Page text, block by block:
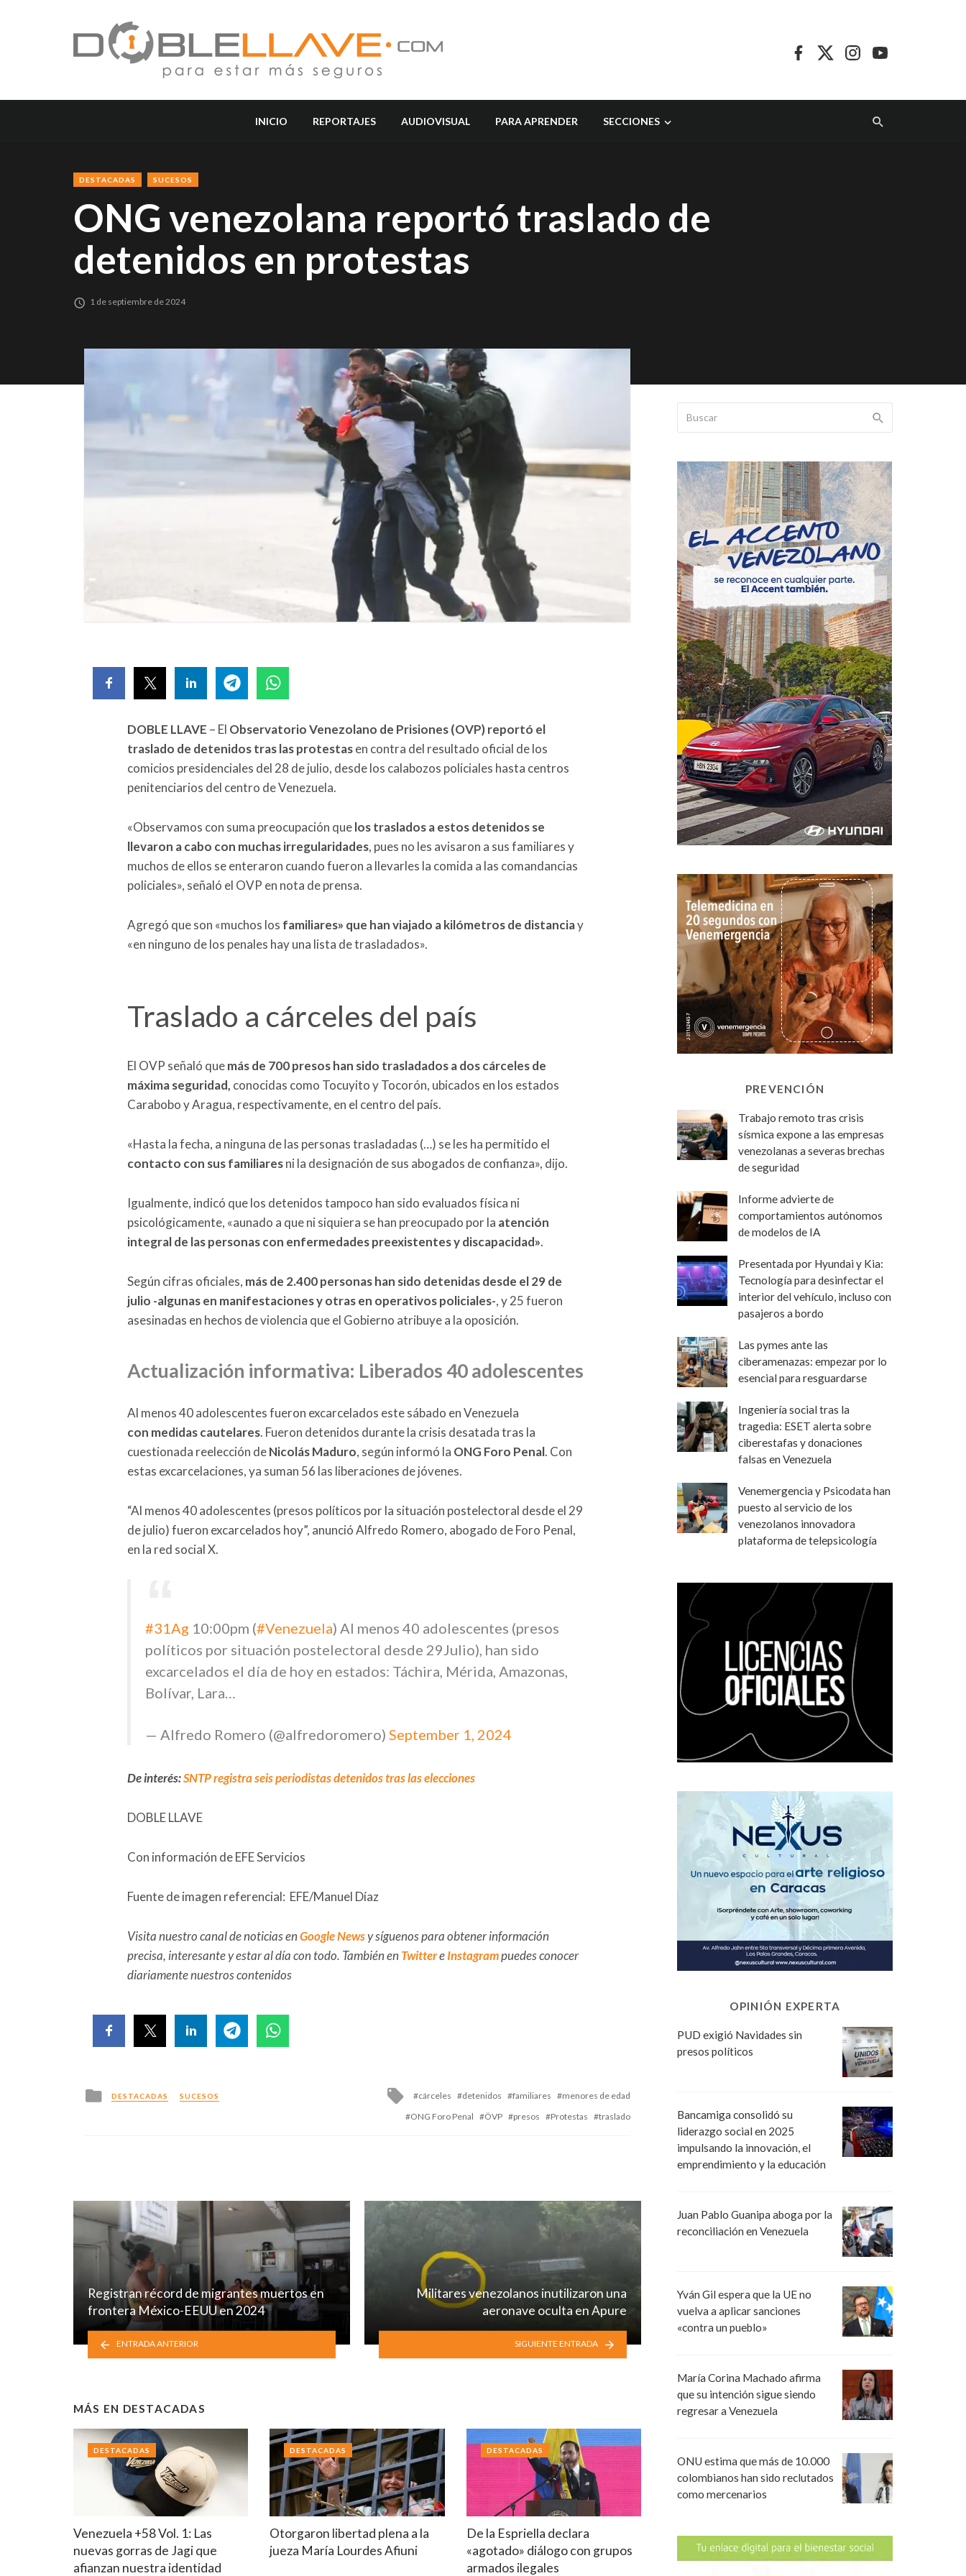
INICIO REPORTAJES AUDIOVISUAL PARA APRENDER SECCIONES
DESTACADAS SUCESOS
ONG venezolana reportó traslado de
detenidos en protestas
1 de septiembre de 2024
DOBLE LLAVE – El Observatorio Venezolano de Prisiones (OVP) reportó el
traslado de detenidos tras las protestasen contra del resultado oficial de los
comicios presidenciales del 28 de julio, desde los calabozos policiales hasta centros
penitenciarios del centro de Venezuela.
«Observamos con suma preocupación quelos traslados a estos detenidos se
llevaron a cabo con muchas irregularidades, pues no les avisaron a sus familiares y
muchos de ellos se enteraron cuando fueron a llevarles la comida a las comandancias
policiales», señaló el OVP en nota de prensa.
Agregó que son «muchos los familiares» que han viajado a kilómetros de distanciay
«en ninguno de los penales hay una lista de trasladados».
Traslado a cárceles del país
El OVP señaló quemás de 700 presos han sido trasladados a dos cárceles de
máxima seguridad, conocidas como Tocuyito y Tocorón, ubicados en los estados
Carabobo y Aragua, respectivamente, en el centro del país.
«Hasta la fecha, a ninguna de las personas trasladadas (…) se les ha permitido el
contacto con sus familiaresni la designación de sus abogados de confianza», dijo.
Igualmente, indicó que los detenidos tampoco han sido evaluados física ni
psicológicamente, «aunado a que ni siquiera se han preocupado por la atención
integral de las personas con enfermedades preexistentes y discapacidad».
Según cifras oficiales, más de 2.400 personas han sido detenidas desde el 29 de
julio -algunas en manifestaciones y otras en operativos policiales-, y 25 fueron
asesinadas en hechos de violencia que el Gobierno atribuye a la oposición.
Actualización informativa: Liberados 40 adolescentes
Al menos 40 adolescentes fueron excarcelados este sábado en Venezuela
con medidas cautelares. Fueron detenidos durante la crisis desatada tras la
cuestionada reelección deNicolás Maduro, según informó la ONG Foro Penal. Con
estas excarcelaciones, ya suman 56 las liberaciones de jóvenes.
“Al menos 40 adolescentes (presos políticos por la situación postelectoral desde el 29
de julio) fueron excarcelados hoy”, anunció Alfredo Romero, abogado de Foro Penal,
en la red social X.
#31Ag 10:00pm (#Venezuela) Al menos 40 adolescentes (presos
políticos por situación postelectoral desde 29Julio), han sido
excarcelados el día de hoy en estados: Táchira, Mérida, Amazonas,
Bolívar, Lara…
— Alfredo Romero (@alfredoromero) September 1, 2024
De interés:SNTP registra seis periodistas detenidos tras las elecciones
DOBLE LLAVE
Con información de EFE Servicios
Fuente de imagen referencial: EFE/Manuel Díaz
Visita nuestro canal de noticias enGoogle Newsy síguenos para obtener información
precisa, interesante y estar al día con todo. También en TwittereInstagrampuedes conocer
diariamente nuestros contenidos
Posted
in
DESTACADAS SUCESOS
Tagged
cárceles detenidos familiares
menores de edad
ONG Foro Penal
ÖVP presos Protestas traslado
Registran récord de migrantes muertos en
frontera México-EEUU en 2024
ENTRADA ANTERIOR
Militares venezolanos inutilizaron una
aeronave oculta en Apure
SIGUIENTE ENTRADA
MÁS EN DESTACADAS
Venezuela +58 Vol. 1: Las
nuevas gorras de Jagi que
afianzan nuestra identidad
DESTACADAS
Otorgaron libertad plena a la
jueza María Lourdes Afiuni
DESTACADAS
De la Espriella declara
«agotado» diálogo con grupos
armados ilegales
DESTACADAS
PREVENCIÓN
Trabajo remoto tras crisis
sísmica expone a las empresas
venezolanas a severas brechas
de seguridad
Informe advierte de
comportamientos autónomos
de modelos de IA
Presentada por Hyundai y Kia:
Tecnología para desinfectar el
interior del vehículo, incluso con
pasajeros a bordo
Las pymes ante las
ciberamenazas: empezar por lo
esencial para resguardarse
Ingeniería social tras la
tragedia: ESET alerta sobre
ciberestafas y donaciones
falsas en Venezuela
Venemergencia y Psicodata han
puesto al servicio de los
venezolanos innovadora
plataforma de telepsicología
OPINIÓN EXPERTA
PUD exigió Navidades sin
presos políticos
Bancamiga consolidó su
liderazgo social en 2025
impulsando la innovación, el
emprendimiento y la educación
Juan Pablo Guanipa aboga por la
reconciliación en Venezuela
Yván Gil espera que la UE no
vuelva a aplicar sanciones
«contra un pueblo»
María Corina Machado afirma
que su intención sigue siendo
regresar a Venezuela
ONU estima que más de 10.000
colombianos han sido reclutados
como mercenarios